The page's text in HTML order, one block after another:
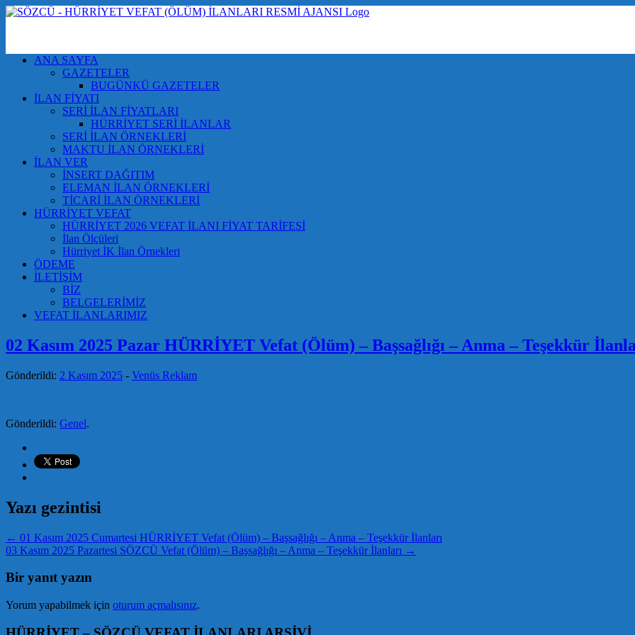
ANA SAYFA
GAZETELER
BUGÜNKÜ GAZETELER
İLAN FİYATI
SERİ İLAN FİYATLARI
HÜRRİYET SERİ İLANLAR
SERİ İLAN ÖRNEKLERİ
MAKTU İLAN ÖRNEKLERİ
İLAN VER
İNSERT DAĞITIM
ELEMAN İLAN ÖRNEKLERİ
TİCARİ İLAN ÖRNEKLERİ
HÜRRİYET VEFAT
HÜRRİYET 2026 VEFAT İLANI FİYAT TARİFESİ
İlan Ölçüleri
Hürriyet İK İlan Örnekleri
ÖDEME
İLETİŞİM
BİZ
BELGELERİMİZ
VEFAT İLANLARIMIZ
02 Kasım 2025 Pazar HÜRRİYET Vefat (Ölüm) – Başsağlığı – Anma – Teşekkür
Gönderildi: 2 Kasım 2025 - Venüs Reklam
Gönderildi: Genel.
Yazı gezintisi
← 01 Kasım 2025 Cumartesi HÜRRİYET Vefat (Ölüm) – Başsağlığı – Anma – Teşekkür İlanları
03 Kasım 2025 Pazartesi SÖZCÜ Vefat (Ölüm) – Başsağlığı – Anma – Teşekkür İlanları →
Bir yanıt yazın
Yorum yapabilmek için oturum açmalısınız.